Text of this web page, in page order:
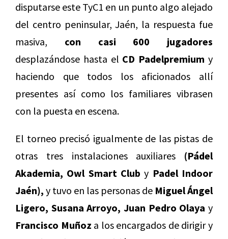
disputarse este TyC1 en un punto algo alejado
del centro peninsular, Jaén, la respuesta fue
masiva, con casi 600 jugadores
desplazándose hasta el CD Padelpremium y
haciendo que todos los aficionados allí
presentes así como los familiares vibrasen
con la puesta en escena.
El torneo precisó igualmente de las pistas de
otras tres instalaciones auxiliares (Pádel
Akademia, Owl Smart Club y Padel Indoor
Jaén), y tuvo en las personas de Miguel Ángel
Ligero, Susana Arroyo, Juan Pedro Olaya y
Francisco Muñoz a los encargados de dirigir y